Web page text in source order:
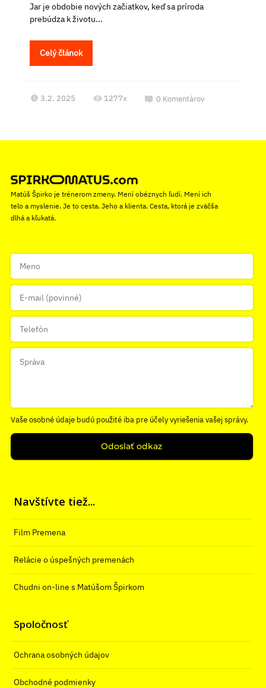
Jar je obdobie nových začiatkov, keď sa príroda
prebúdza k životu...
Celý článok
3.2. 2025 1277x 0 Komentárov
Matúš Špirko je trénerom zmeny. Mení obéznych ľudí. Mení ich
telo a myslenie. Je to cesta. Jeho a klienta. Cesta, ktorá je zväčša
dlhá a kľukatá.
Vaše osobné údaje budú použité iba pre účely vyriešenia vašej správy.
Odoslať odkaz
Navštívte tiež...
Film Premena
Relácie o úspešných premenách
Chudni on-line s Matúšom Špirkom
Spoločnosť
Ochrana osobných údajov
Obchodné podmienky